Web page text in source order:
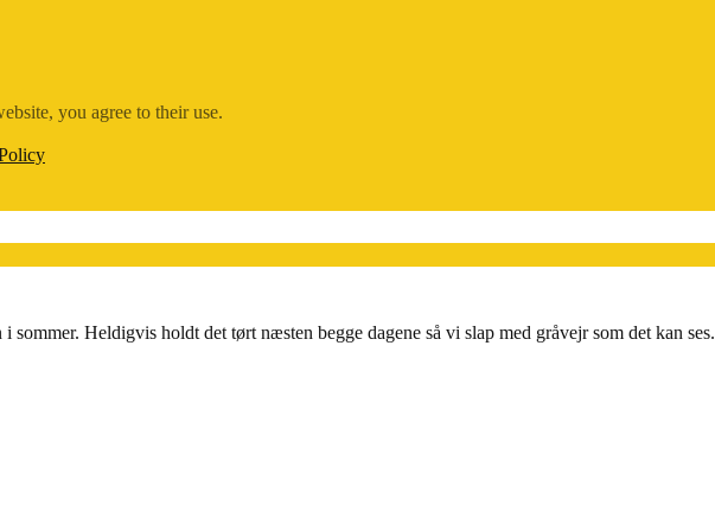
you agree to their use.
Heldigvis holdt det tørt næsten begge dagene så vi slap med gråvejr som det kan ses.